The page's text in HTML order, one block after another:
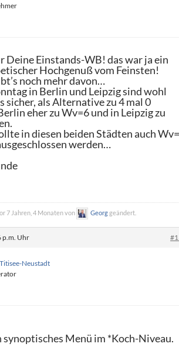
Deine Einstands-WB! das war ja ein
Hochgenuß vom Feinsten!
noch mehr davon…
in Berlin und Leipzig sind wohl
sicher, als Alternative zu 4 mal 0
eher zu Wv=6 und in Leipzig zu
in diesen beiden Städten auch
werden…
7 Jahren, 4 Monaten von Georggeändert.
p.m. Uhr
Neustadt
synoptisches Menü im *Koch-Niveau.